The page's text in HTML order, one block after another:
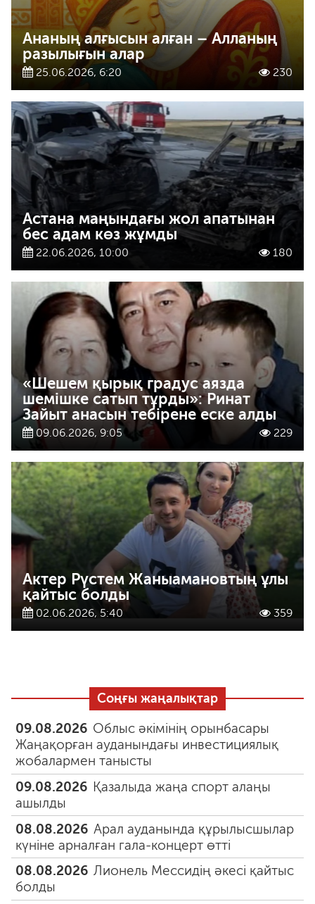
Ананың алғысын алған – Алланың
разылығын алар
25.06.2026, 6:20 230
Астана маңындағы жол апатынан
бес адам көз жұмды
22.06.2026, 10:00 180
«Шешем қырық градус аязда
шемішке сатып тұрды»: Ринат
Зайыт анасын тебірене еске алды
09.06.2026, 9:05 229
Актер Рүстем Жаныамановтың ұлы
қайтыс болды
02.06.2026, 5:40 359
Соңғы жаңалықтар
09.08.2026 Облыс әкімінің орынбасары
Жаңақорған ауданындағы инвестициялық
жобалармен танысты
09.08.2026 Қазалыда жаңа спорт алаңы
ашылды
08.08.2026 Арал ауданында құрылысшылар
күніне арналған гала-концерт өтті
08.08.2026 Лионель Мессидің әкесі қайтыс
болды